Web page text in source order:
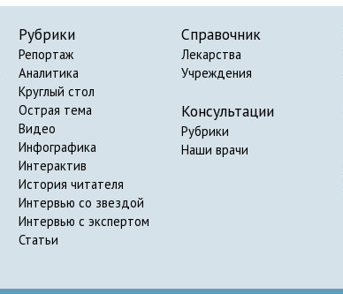
Рубрики
Репортаж
Аналитика
Круглый стол
Острая тема
Видео
Инфографика
Интерактив
История читателя
Интервью со звездой
Интервью с экспертом
Статьи
Справочник
Лекарства
Учреждения
Консультации
Рубрики
Наши врачи